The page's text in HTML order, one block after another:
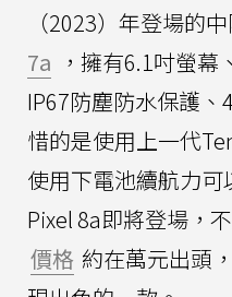
（2023）年登場的
7a ，擁有6.1吋螢幕
IP67防塵防水保護
惜的是使用上一代
使用下電池續航力
Pixel 8a即將登場，
價格 約在萬元出頭